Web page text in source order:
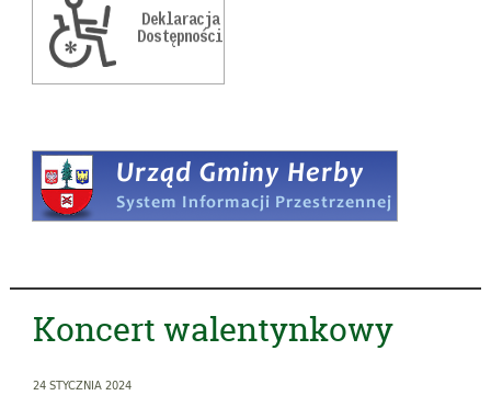
Koncert walentynkowy
24 STYCZNIA 2024